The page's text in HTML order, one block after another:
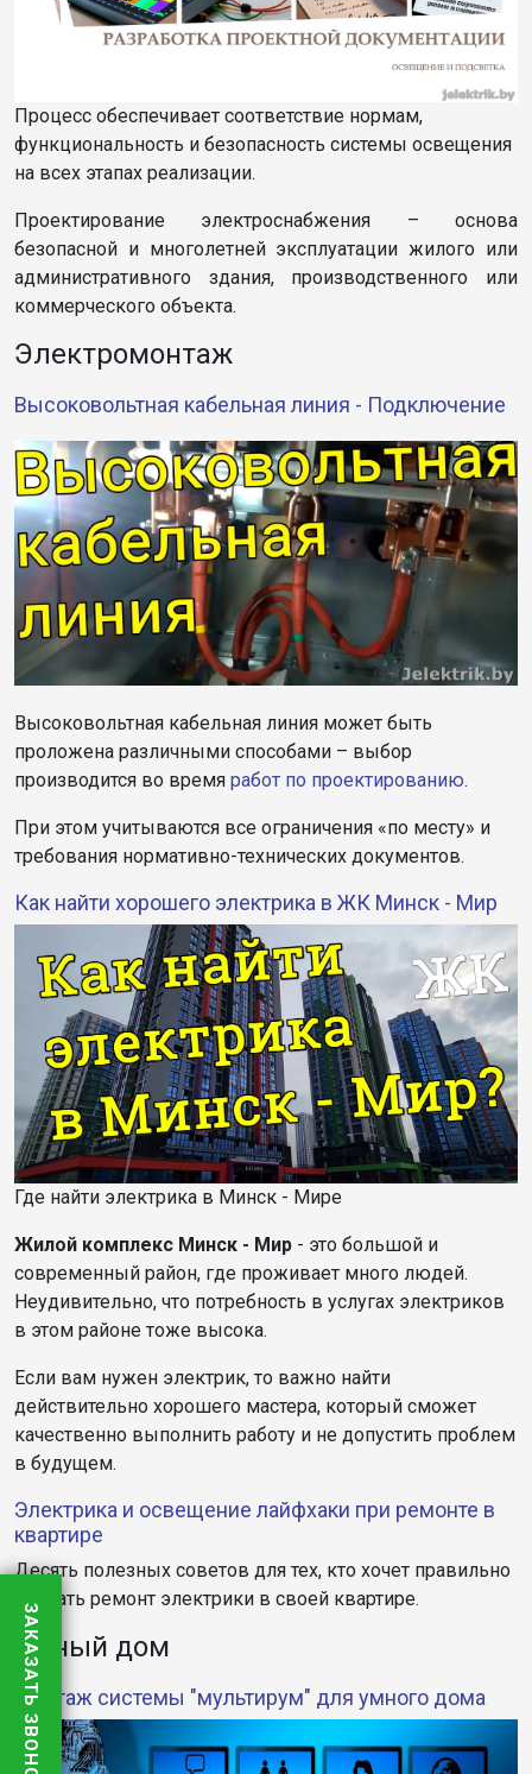
Процесс обеспечивает соответствие нормам,
функциональность и безопасность системы освещения
на всех этапах реализации.
Проектирование электроснабжения – основа
безопасной и многолетней эксплуатации жилого или
административного здания, производственного или
коммерческого объекта.
Электромонтаж
Высоковольтная кабельная линия - Подключение
Высоковольтная кабельная линия может быть
проложена различными способами – выбор
производится во время работ по проектированию.
При этом учитываются все ограничения «по месту» и
требования нормативно-технических документов.
Как найти хорошего электрика в ЖК Минск - Мир
Где найти электрика в Минск - Мире
Жилой комплекс Минск - Мир - это большой и
современный район, где проживает много людей.
Неудивительно, что потребность в услугах электриков
в этом районе тоже высока.
Если вам нужен электрик, то важно найти
действительно хорошего мастера, который сможет
качественно выполнить работу и не допустить проблем
в будущем.
Электрика и освещение лайфхаки при ремонте в
квартире
Десять полезных советов для тех, кто хочет правильно
сделать ремонт электрики в своей квартире.
Умный дом
Монтаж системы "мультирум" для умного дома
ЗАКАЗАТЬ ЗВОНОК